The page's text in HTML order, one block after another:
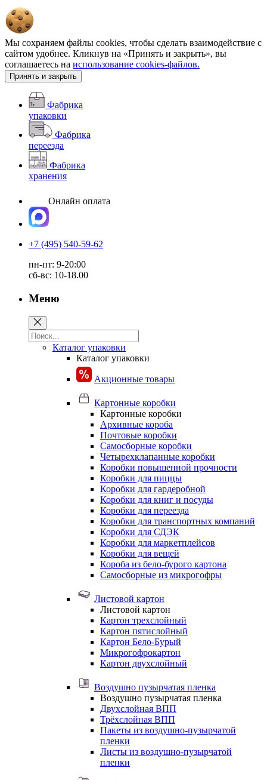
Мы сохраняем файлы cookies, чтобы сделать взаимодействие с
сайтом удобнее. Кликнув на «Принять и закрыть», вы
соглашаетесь на использование cookies-файлов.
Принять и закрыть
Фабрика
упаковки
Фабрика
переезда
Фабрика
хранения
Онлайн оплата
+7 (495) 540-59-62
пн-пт: 9-20:00
сб-вс: 10-18.00
Меню
Каталог упаковки
Каталог упаковки
Акционные товары
Картонные коробки
Картонные коробки
Архивные короба
Почтовые коробки
Самосборные коробки
Четырехклапанные коробки
Коробки повышенной прочности
Коробки для пиццы
Коробки для гардеробной
Коробки для книг и посуды
Коробки для переезда
Коробки для транспортных компаний
Коробки для СДЭК
Коробки для маркетплейсов
Коробки для вещей
Короба из бело-бурого картона
Самосборные из микрогофры
Листовой картон
Листовой картон
Картон трехслойный
Картон пятислойный
Картон Бело-Бурый
Микрогофрокартон
Картон двухслойный
Воздушно пузырчатая пленка
Воздушно пузырчатая пленка
Двухслойная ВПП
Трёхслойная ВПП
Пакеты из воздушно-пузырчатой
пленки
Листы из воздушно-пузырчатой
пленки